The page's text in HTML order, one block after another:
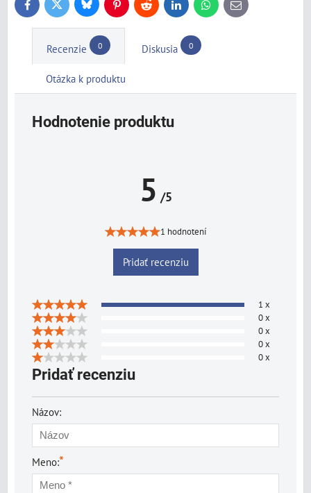
FacebookTwitter BlueskyPinterestReddit LinkedInWhatsApp
E-
mail
Recenzie 0 Diskusia 0
Otázka k produktu
Hodnotenie produktu
5 /5
1 hodnotení
Pridať recenziu
1 x
0 x
0 x
0 x
0 x
Pridať recenziu
Názov:
Meno:*